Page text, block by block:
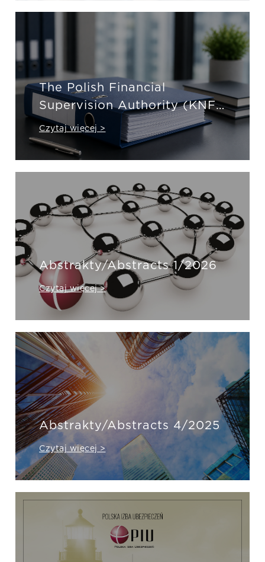
The Polish Financial
Supervision Authority (KNF)
has published
recommendations for
insurance companies
insurance products
Czytaj więcej >
Abstrakty/Abstracts 1/2026
Czytaj więcej >
Abstrakty/Abstracts 4/2025
Czytaj więcej >